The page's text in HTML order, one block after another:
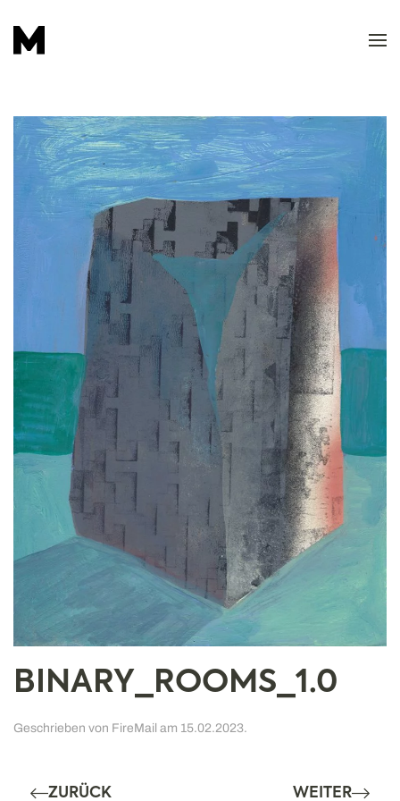
Skip to main content
BINARY_ROOMS_1.0
Geschrieben von FireMail am 15.02.2023.
ZURÜCK WEITER